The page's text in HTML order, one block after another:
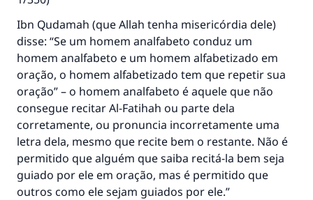
Ibn Qudamah (que Allah tenha misericórdia dele)
disse: “Se um homem analfabeto conduz um
homem analfabeto e um homem alfabetizado em
oração, o homem alfabetizado tem que repetir sua
oração” – o homem analfabeto é aquele que não
consegue recitar Al-Fatihah ou parte dela
corretamente, ou pronuncia incorretamente uma
letra dela, mesmo que recite bem o restante. Não é
permitido que alguém que saiba recitá-la bem seja
guiado por ele em oração, mas é permitido que
outros como ele sejam guiados por ele.”